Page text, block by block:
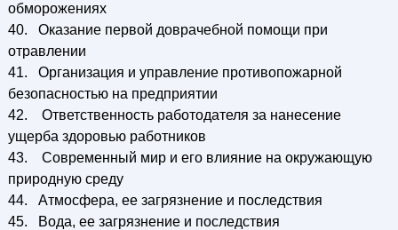
обморожениях
40. Оказание первой доврачебной помощи при
отравлении
41. Организация и управление противопожарной
безопасностью на предприятии
42. Ответственность работодателя за нанесение
ущерба здоровью работников
43. Современный мир и его влияние на окружающую
природную среду
44. Атмосфера, ее загрязнение и последствия
45. Вода, ее загрязнение и последствия